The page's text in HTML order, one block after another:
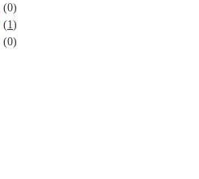
(0)
(1 )
(0)